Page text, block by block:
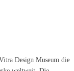
Design Museum die